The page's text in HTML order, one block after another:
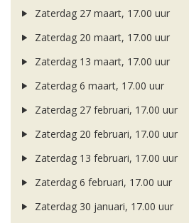
Zaterdag 27 maart, 17.00 uur
Zaterdag 20 maart, 17.00 uur
Zaterdag 13 maart, 17.00 uur
Zaterdag 6 maart, 17.00 uur
Zaterdag 27 februari, 17.00 uur
Zaterdag 20 februari, 17.00 uur
Zaterdag 13 februari, 17.00 uur
Zaterdag 6 februari, 17.00 uur
Zaterdag 30 januari, 17.00 uur